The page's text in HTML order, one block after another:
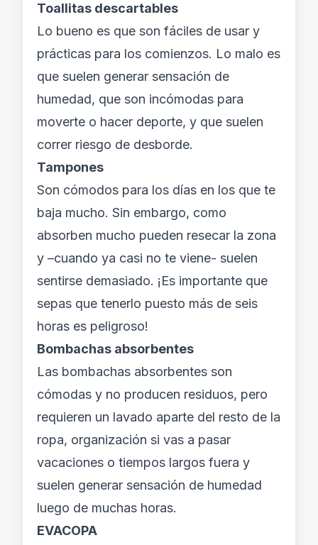
Toallitas descartables
Lo bueno es que son fáciles de usar y
prácticas para los comienzos. Lo malo es
que suelen generar sensación de
humedad, que son incómodas para
moverte o hacer deporte, y que suelen
correr riesgo de desborde.
Tampones
Son cómodos para los días en los que te
baja mucho. Sin embargo, como
absorben mucho pueden resecar la zona
y –cuando ya casi no te viene- suelen
sentirse demasiado. ¡Es importante que
sepas que tenerlo puesto más de seis
horas es peligroso!
Bombachas absorbentes
Las bombachas absorbentes son
cómodas y no producen residuos, pero
requieren un lavado aparte del resto de la
ropa, organización si vas a pasar
vacaciones o tiempos largos fuera y
suelen generar sensación de humedad
luego de muchas horas.
EVACOPA